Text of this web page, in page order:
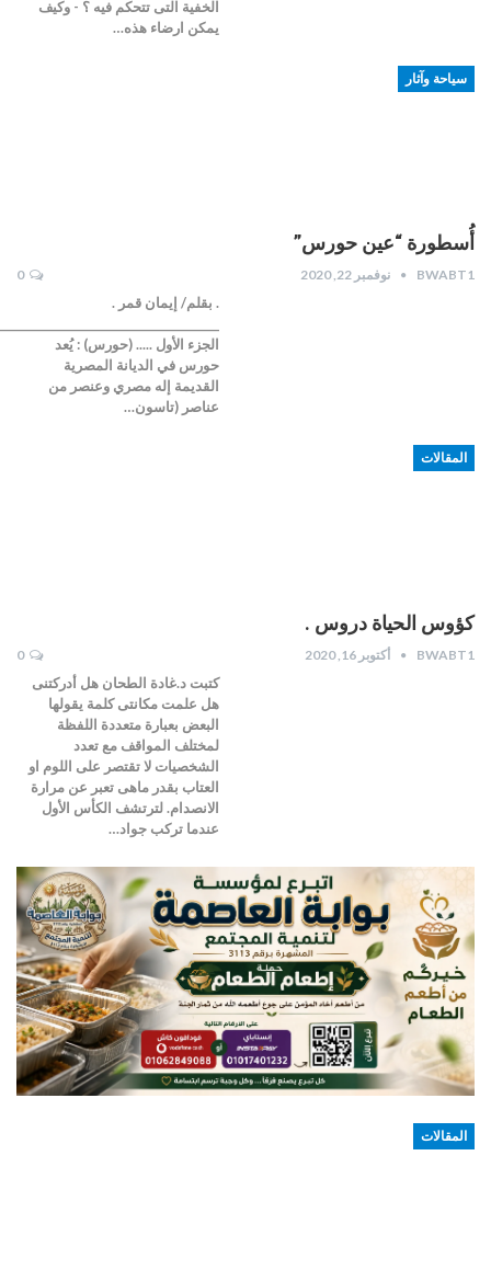
الخفية التى تتحكم فيه ؟ - وكيف
يمكن ارضاء هذه…
سياحة وآثار
أُسطورة “عين حورس”
BWABT1 نوفمبر 22, 2020 0
. بقلم/ إيمان قمر .
الجزء الأول ..... (حورس) : يُعد
حورس في الديانة المصرية
القديمة إله مصري وعنصر من
عناصر (تاسون…
المقالات
كؤوس الحياة دروس .
BWABT1 أكتوبر 16, 2020 0
كتبت د.غادة الطحان هل أدركتنى
هل علمت مكانتى كلمة يقولها
البعض بعبارة متعددة اللفظة
لمختلف المواقف مع تعدد
الشخصيات لا تقتصر على اللوم او
العتاب بقدر ماهى تعبر عن مرارة
الانصدام. لترتشف الكأس الأول
عندما تركب جواد…
المقالات